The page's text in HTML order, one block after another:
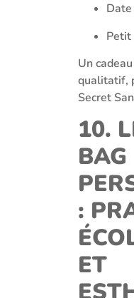
Date
Petit
Un
qualitatif,
Secret
10.
BAG
:
ET